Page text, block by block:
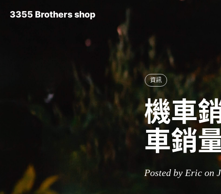
3355 Brothers shop
資訊
機車
車銷
Posted by Eric on